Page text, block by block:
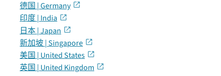
德国 | Germany
印度 | India
日本 | Japan
新加坡 | Singapore
美国 | United States
英国 | United Kingdom